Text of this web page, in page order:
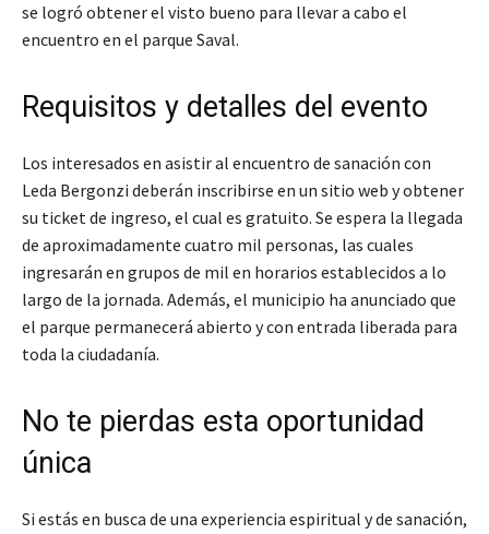
se logró obtener el visto bueno para llevar a cabo el
encuentro en el parque Saval.
Requisitos y detalles del evento
Los interesados en asistir al encuentro de sanación con
Leda Bergonzi deberán inscribirse en un sitio web y obtener
su ticket de ingreso, el cual es gratuito. Se espera la llegada
de aproximadamente cuatro mil personas, las cuales
ingresarán en grupos de mil en horarios establecidos a lo
largo de la jornada. Además, el municipio ha anunciado que
el parque permanecerá abierto y con entrada liberada para
toda la ciudadanía.
No te pierdas esta oportunidad
única
Si estás en busca de una experiencia espiritual y de sanación,